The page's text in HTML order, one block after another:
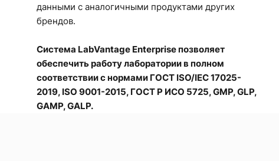
данными с аналогичными продуктами других
брендов.
Система LabVantage Enterprise позволяет
обеспечить работу лаборатории в полном
соответствии с нормами ГОСТ ISO/IEC 17025-
2019, ISO 9001-2015, ГОСТ Р ИСО 5725, GMP, GLP,
GAMP, GALP.